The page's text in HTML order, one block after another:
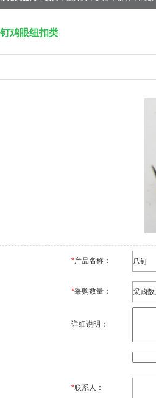
鸡眼纽扣类
*产品名称：
*采购数量：
详细说明：
*联系人：